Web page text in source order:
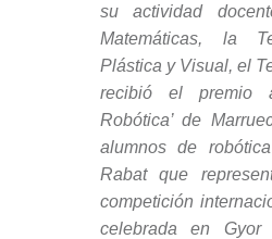
su actividad
Matemáticas, la
Plástica y Visual, el
recibió el premio
Robótica’ de
alumnos de
Rabat que
competición
celebrada en